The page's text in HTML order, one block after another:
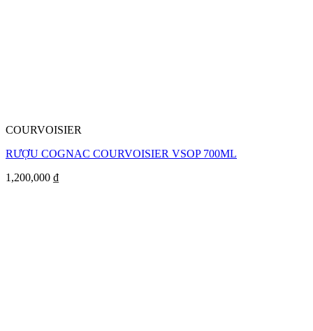
COURVOISIER
RƯỢU COGNAC COURVOISIER VSOP 700ML
1,200,000 ₫